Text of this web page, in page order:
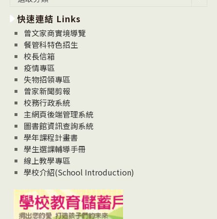
消
息
News
快速連結 Links
曾文家商實境導覽
餐管科特色招生
校長信箱
疫情專區
失物招領專區
曾家新聞剪報
校務行政系統
主網頁後端管理系統
圖書館資訊查詢系統
學年課程計畫書
學生選課輔導手冊
線上教學專區
學校介紹(School Introduction)